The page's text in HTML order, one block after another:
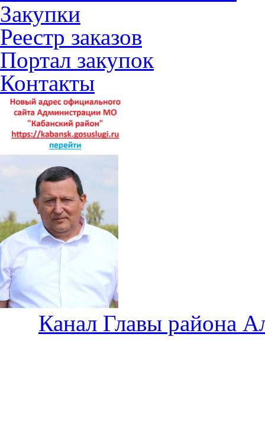
Закупки
Реестр заказов
Портал закупок
Контакты
Канал Главы района